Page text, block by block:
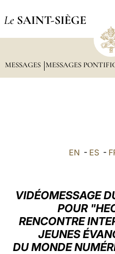
Le SAINT-SIÈGE
MESSAGES MESSAGES
EN - ES-
VIDÉOMESSAGE
POUR
RENCONTRE
JEUNES
DU MONDE